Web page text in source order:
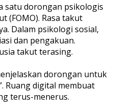
satu dorongan psikologis
(FOMO). Rasa takut
Dalam psikologi sosial,
dan pengakuan.
takut terasing.
dorongan untuk
Ruang digital membuat
terus-menerus.